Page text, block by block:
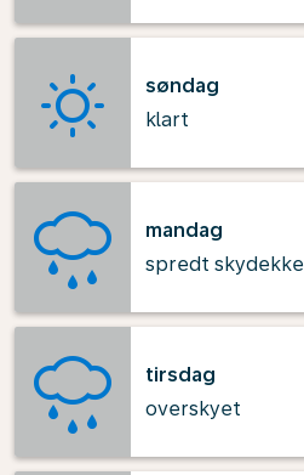
søndag
klart
mandag
spredt skydekke
tirsdag
overskyet